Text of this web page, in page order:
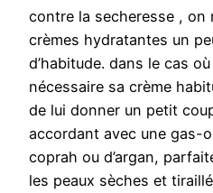
contre la secheresse , on
crèmes hydratantes un
d’habitude. dans le cas
nécessaire sa crème
de lui donner un petit
accordant avec une gas-
coprah ou d’argan,
les peaux sèches et